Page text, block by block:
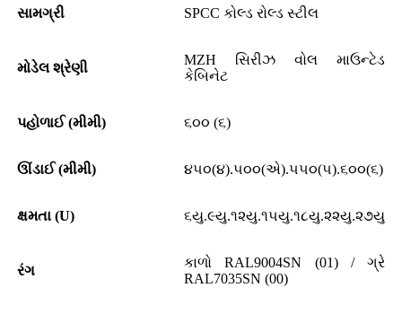
સામગ્રી SPCC કોલ્ડ રોલ્ડ સ્ટીલ
મોડેલ શ્રેણી
MZH સિરીઝ વોલ માઉન્ટેડ
કેબિનેટ
પહોળાઈ (મીમી) ૬૦૦ (૬)
ઊંડાઈ (મીમી) ૪૫૦(૪).૫૦૦(એ).૫૫૦(૫).૬૦૦(૬)
ક્ષમતા (U) ૬યુ.૯યુ.૧૨યુ.૧૫યુ.૧૮યુ.૨૨યુ.૨૭યુ
રંગ
કાળો RAL9004SN (01) / ગ્રે
RAL7035SN (00)